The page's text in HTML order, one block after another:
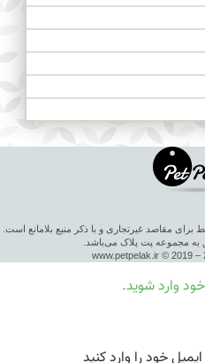
برای مقاصد غیرتجاری و با ذکر منبع بلامانع است.
به مجموعه پت پلاک می‌باشد.
www.petpelak.ir © 2019 –
وارد شوید.
خود را وارد کنید